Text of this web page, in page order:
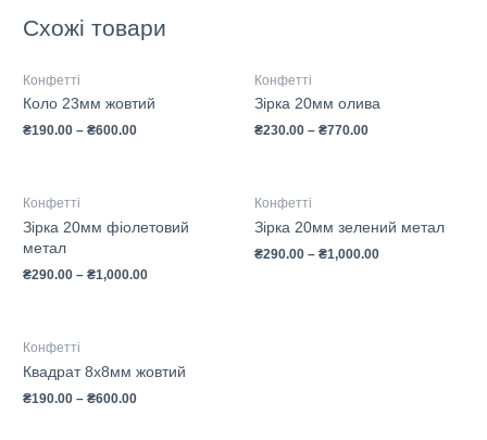
Схожі товари
Конфетті
Коло 23мм жовтий
₴190.00 –₴600.00
Конфетті
Зірка 20мм олива
₴230.00 – ₴770.00
Конфетті
Зірка 20мм фіолетовий
метал
₴290.00 –₴1,000.00
Конфетті
Зірка 20мм зелений метал
₴290.00 – ₴1,000.00
Конфетті
Квадрат 8х8мм жовтий
₴190.00 –₴600.00